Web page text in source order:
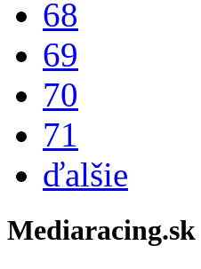
68
69
70
71
ďalšie
Mediaracing.sk